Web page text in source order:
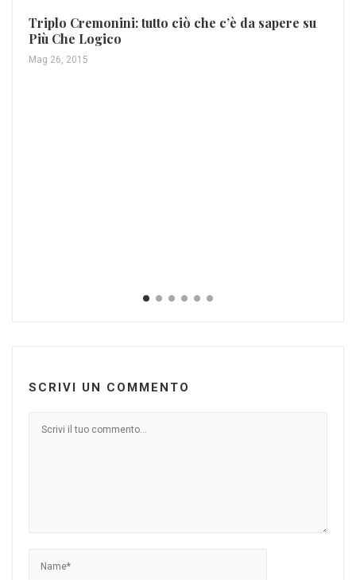
Triplo Cremonini: tutto ciò che c’è da sapere su
Più Che Logico
Mag 26, 2015
SCRIVI UN COMMENTO